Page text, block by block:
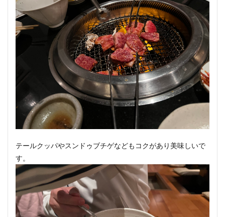
テールクッパやスンドゥブチゲなどもコクがあり美味しいで
す。